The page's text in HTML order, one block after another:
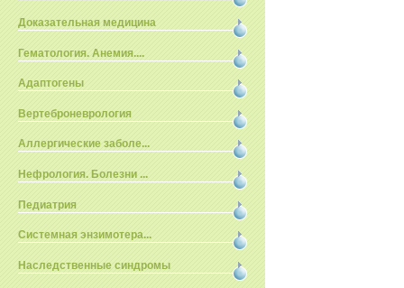
Доказательная медицина
Гематология. Анемия....
Адаптогены
Вертеброневрология
Аллергические заболе...
Нефрология. Болезни ...
Педиатрия
Системная энзимотера...
Наследственные синдромы